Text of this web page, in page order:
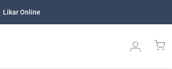
Likar Online